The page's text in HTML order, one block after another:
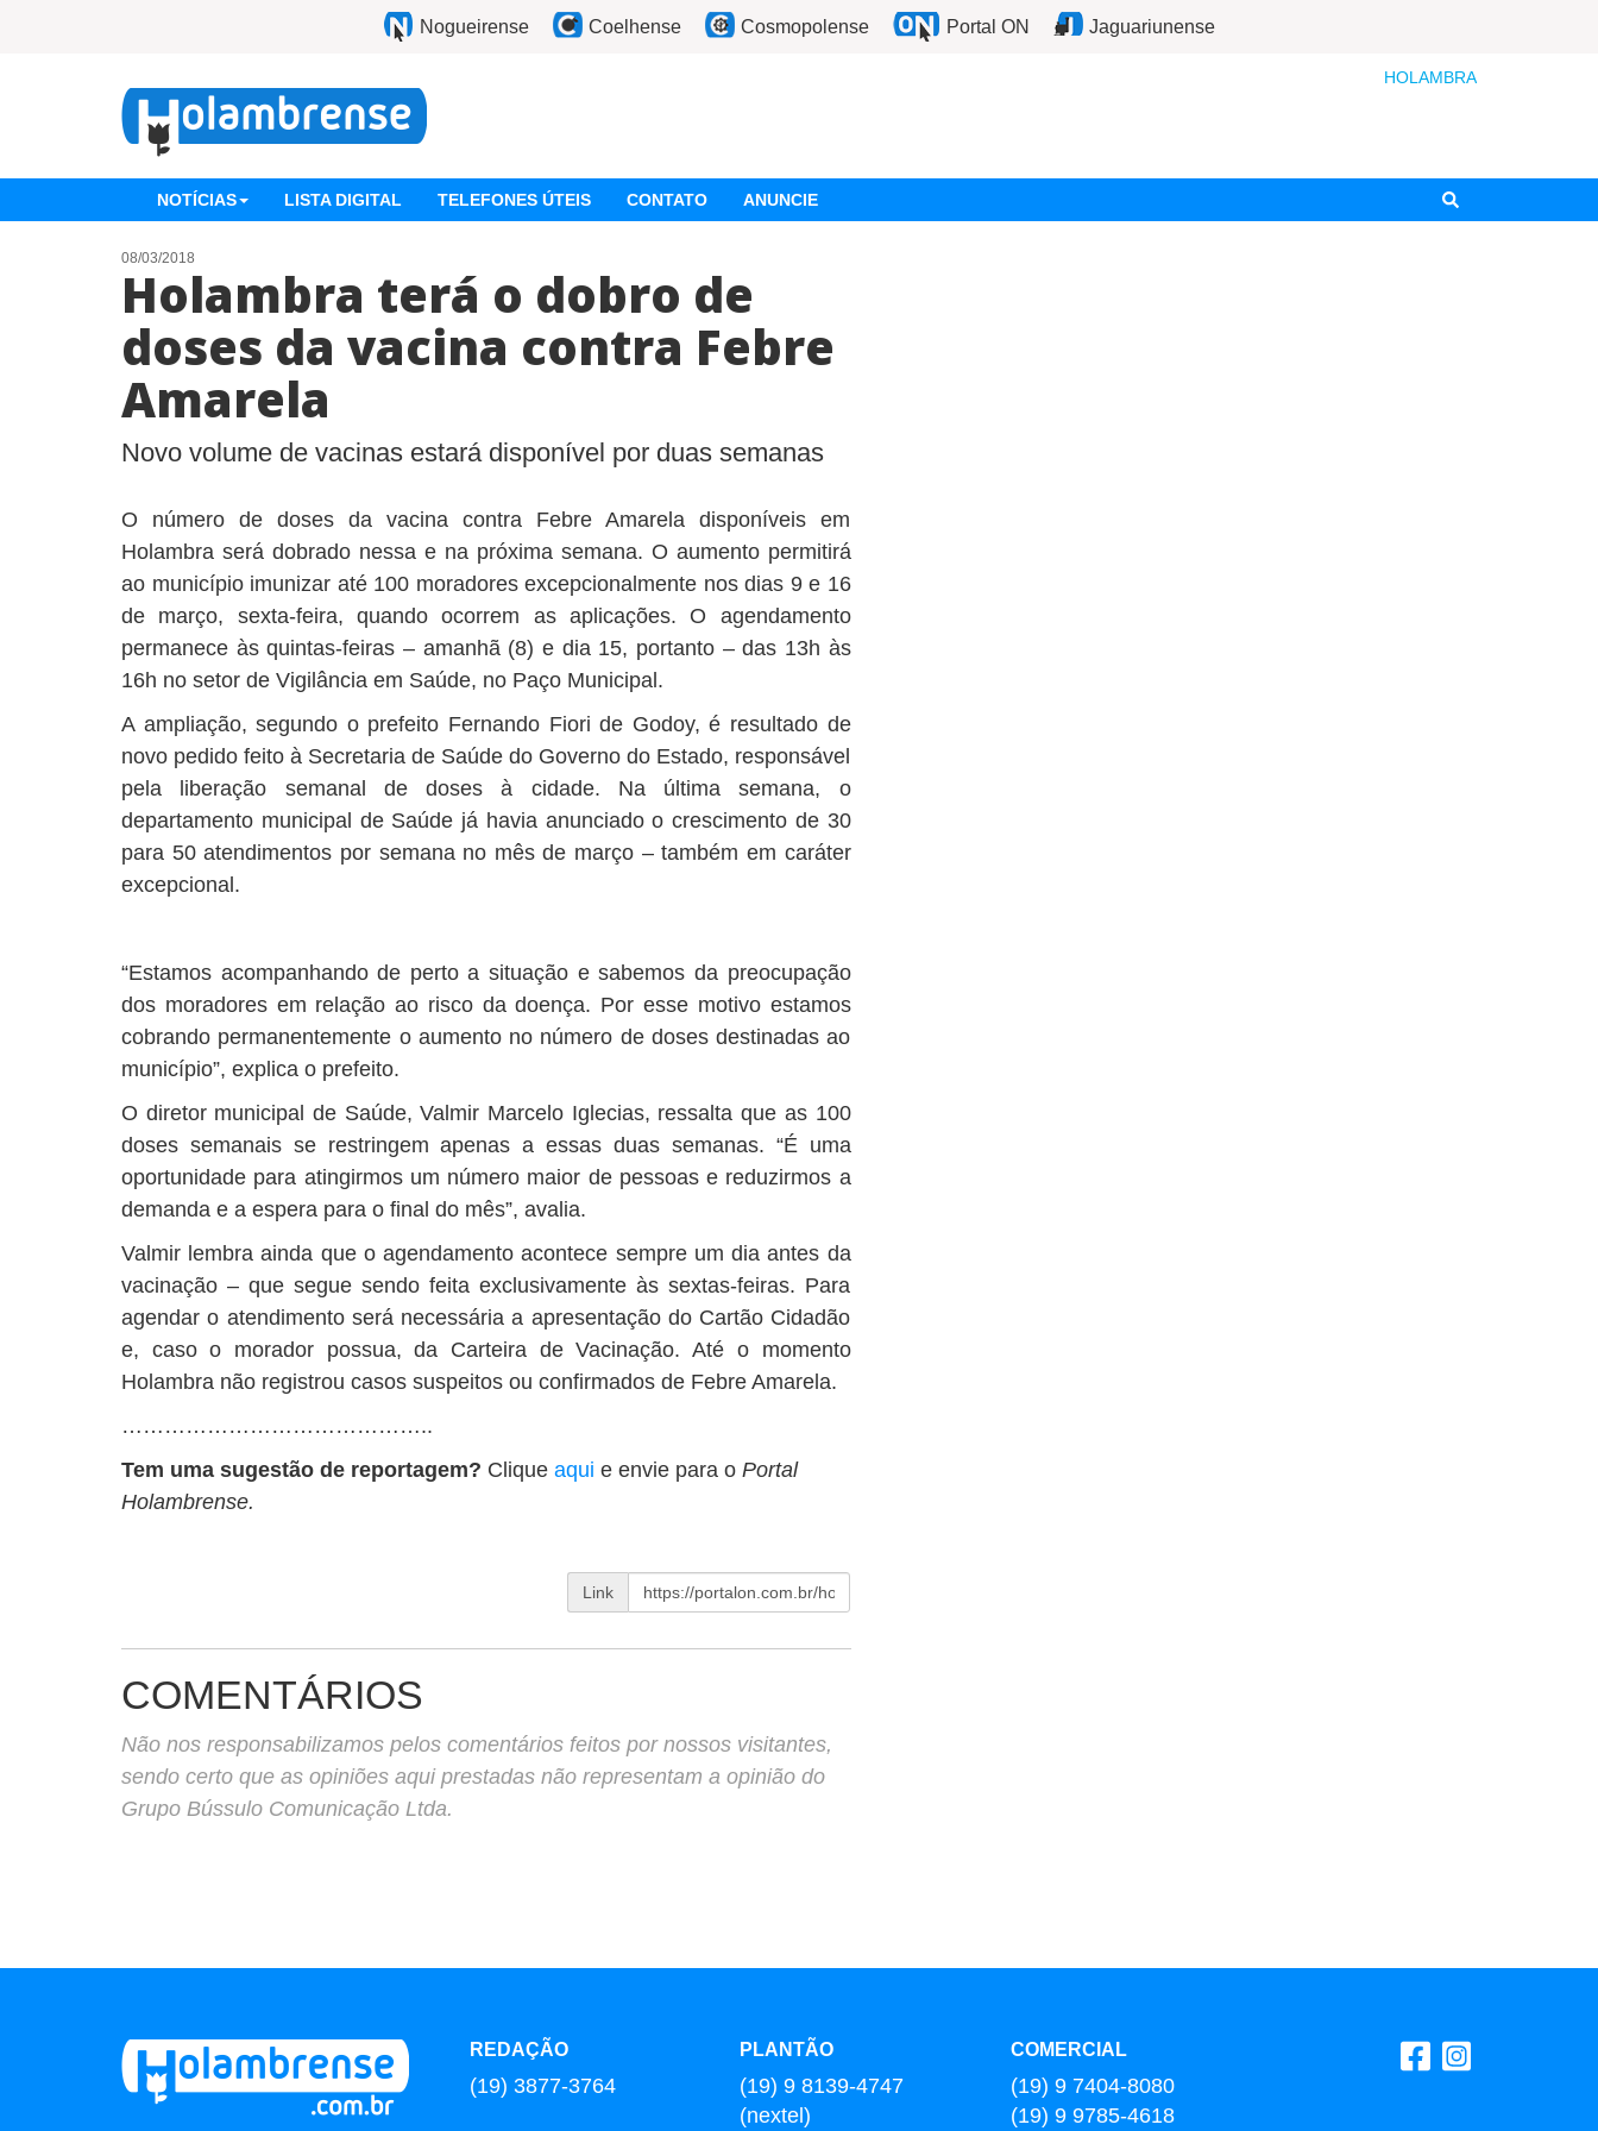
Nogueirense Coelhense Cosmopolense Portal ON Jaguariunense
HOLAMBRA
NOTÍCIAS LISTA DIGITAL TELEFONES ÚTEIS CONTATO ANUNCIE
08/03/2018
Holambra terá o dobro de
doses da vacina contra Febre
Amarela
Novo volume de vacinas estará disponível por duas semanas
O número de doses da vacina contra Febre Amarela disponíveis em
Holambra será dobrado nessa e na próxima semana. O aumento permitirá
ao município imunizar até 100 moradores excepcionalmente nos dias 9 e 16
de março, sexta-feira, quando ocorrem as aplicações. O agendamento
permanece às quintas-feiras – amanhã (8) e dia 15, portanto – das 13h às
16h no setor de Vigilância em Saúde, no Paço Municipal.
A ampliação, segundo o prefeito Fernando Fiori de Godoy, é resultado de
novo pedido feito à Secretaria de Saúde do Governo do Estado, responsável
pela liberação semanal de doses à cidade. Na última semana, o
departamento municipal de Saúde já havia anunciado o crescimento de 30
para 50 atendimentos por semana no mês de março – também em caráter
excepcional.
“Estamos acompanhando de perto a situação e sabemos da preocupação
dos moradores em relação ao risco da doença. Por esse motivo estamos
cobrando permanentemente o aumento no número de doses destinadas ao
município”, explica o prefeito.
O diretor municipal de Saúde, Valmir Marcelo Iglecias, ressalta que as 100
doses semanais se restringem apenas a essas duas semanas. “É uma
oportunidade para atingirmos um número maior de pessoas e reduzirmos a
demanda e a espera para o final do mês”, avalia.
Valmir lembra ainda que o agendamento acontece sempre um dia antes da
vacinação – que segue sendo feita exclusivamente às sextas-feiras. Para
agendar o atendimento será necessária a apresentação do Cartão Cidadão
e, caso o morador possua, da Carteira de Vacinação. Até o momento
Holambra não registrou casos suspeitos ou confirmados de Febre Amarela.
……………………………………..
Tem uma sugestão de reportagem? Clique aqui e envie para o Portal
Holambrense.
Link
COMENTÁRIOS
Não nos responsabilizamos pelos comentários feitos por nossos visitantes,
sendo certo que as opiniões aqui prestadas não representam a opinião do
Grupo Bússulo Comunicação Ltda.
REDAÇÃO
(19) 3877-3764
PLANTÃO
(19) 9 8139-4747
(nextel)
COMERCIAL
(19) 9 7404-8080
(19) 9 9785-4618